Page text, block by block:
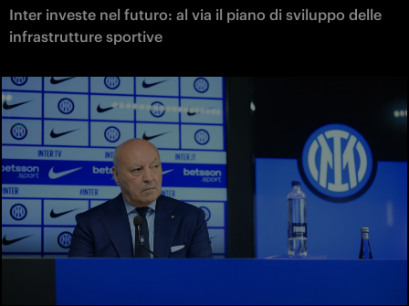
Inter investe nel futuro: al via il piano di sviluppo delle
infrastrutture sportive